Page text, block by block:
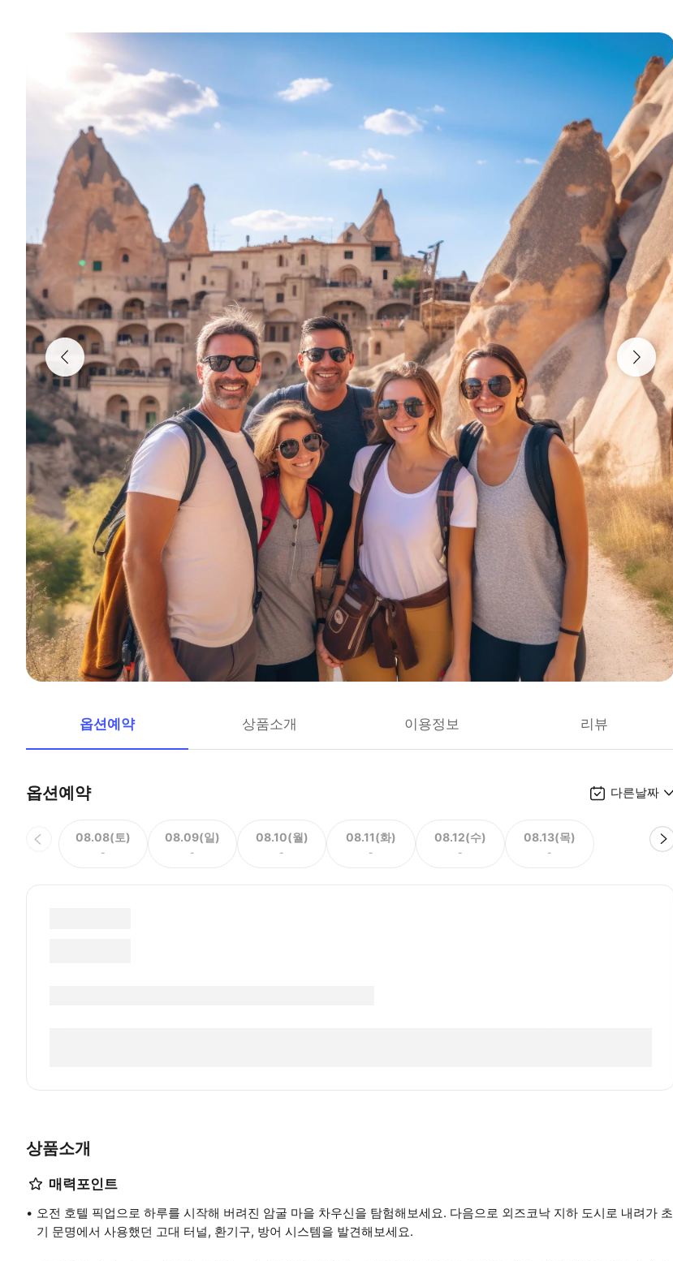
옵션예약 상품소개 이용정보 리뷰
옵션예약 다른날짜
08.08(토)
-
08.09(일)
-
08.10(월)
-
08.11(화)
-
08.12(수)
-
08.13(목)
-
상품소개
매력포인트
오전 호텔 픽업으로 하루를 시작해 버려진 암굴 마을 차우신을 탐험해보세요. 다음으로 외즈코낙 지하 도시로 내려가 초
기 문명에서 사용했던 고대 터널, 환기구, 방어 시스템을 발견해보세요.